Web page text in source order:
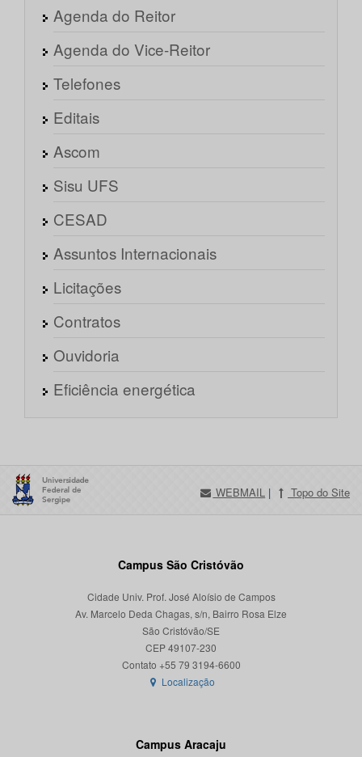
Agenda do Reitor
Agenda do Vice-Reitor
Telefones
Editais
Ascom
Sisu UFS
CESAD
Assuntos Internacionais
Licitações
Contratos
Ouvidoria
Eficiência energética
WEBMAIL | Topo do Site
Campus São Cristóvão
Cidade Univ. Prof. José Aloísio de Campos
Av. Marcelo Deda Chagas, s/n, Bairro Rosa Elze
São Cristóvão/SE
CEP 49107-230
Localização
Campus Aracaju